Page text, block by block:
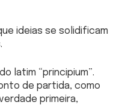
ideias se solidificam
latim “principium”.
de partida, como
primeira,